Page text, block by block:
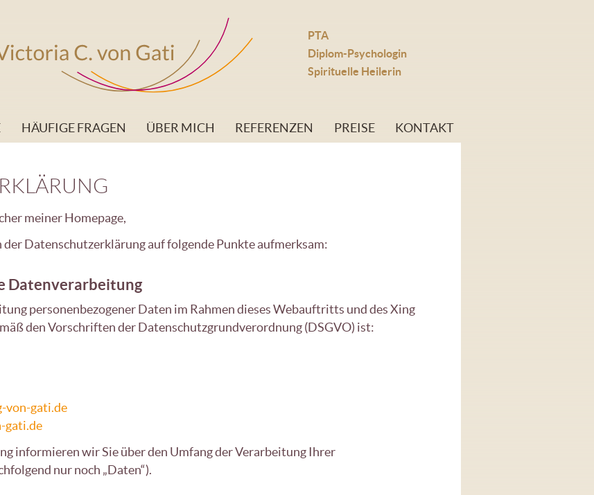
HÄUFIGE FRAGEN ÜBER MICH REFERENZEN PREISE KONTAKT
PTA
Diplom-Psychologin
Spirituelle Heilerin
meiner Homepage,
der Datenschutzerklärung auf folgende Punkte aufmerksam:
Datenverarbeitung
personenbezogener Daten im Rahmen dieses Webauftritts und des Xing
den Vorschriften der Datenschutzgrundverordnung (DSGVO) ist:
von-gati.de
gati.de
informieren wir Sie über den Umfang der Verarbeitung Ihrer
nur noch „Daten“).